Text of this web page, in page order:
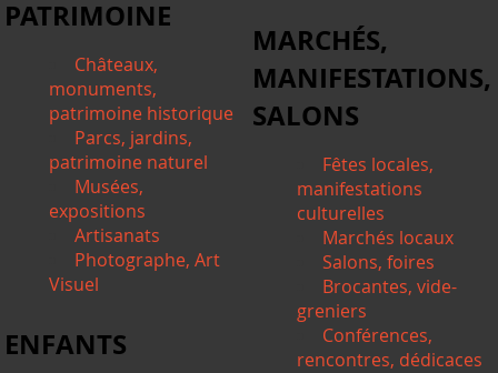
PATRIMOINE
Châteaux,
monuments,
patrimoine historique
Parcs, jardins,
patrimoine naturel
Musées,
expositions
Artisanats
Photographe, Art
Visuel
MARCHÉS,
MANIFESTATIONS,
SALONS
Fêtes locales,
manifestations
culturelles
Marchés locaux
Salons, foires
Brocantes, vide-
greniers
Conférences,
rencontres, dédicaces
ENFANTS